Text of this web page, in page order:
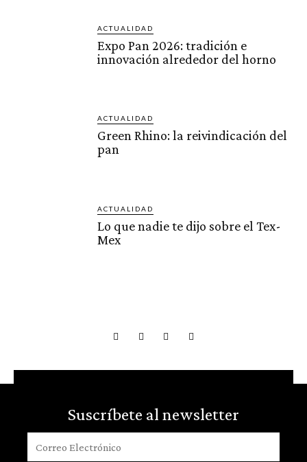
ACTUALIDAD
Expo Pan 2026: tradición e
innovación alrededor del horno
ACTUALIDAD
Green Rhino: la reivindicación del
pan
ACTUALIDAD
Lo que nadie te dijo sobre el Tex-
Mex
Suscríbete al newsletter